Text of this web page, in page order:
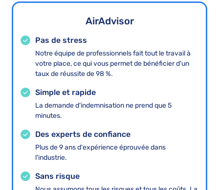
AirAdvisor
Pas de stress
Notre équipe de professionnels fait tout le travail à
votre place, ce qui vous permet de bénéficier d'un
taux de réussite de 98 %.
Simple et rapide
La demande d'indemnisation ne prend que 5
minutes.
Des experts de confiance
Plus de 9 ans d'expérience éprouvée dans
l'industrie.
Sans risque